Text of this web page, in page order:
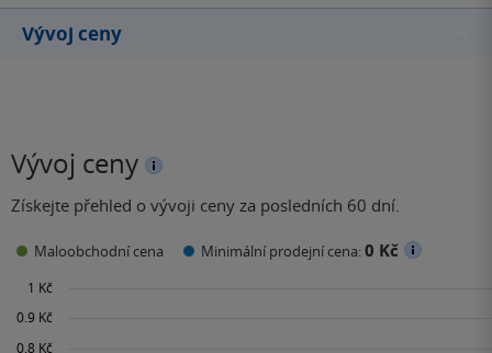
Vývoj ceny
Vývoj ceny
Získejte přehled o vývoji ceny za posledních 60 dní.
Maloobchodní cena Minimální prodejní cena:0 Kč